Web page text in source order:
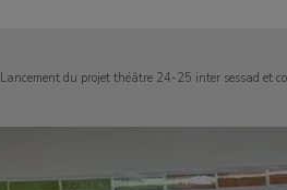
Lancement du projet théâtre 24-25 inter sessad et